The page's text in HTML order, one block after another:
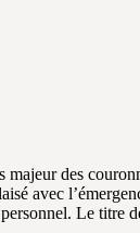
des
avec
Le titre